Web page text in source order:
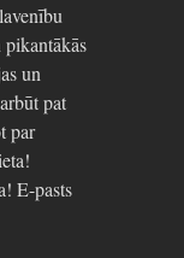
un
pat
par
E-pasts